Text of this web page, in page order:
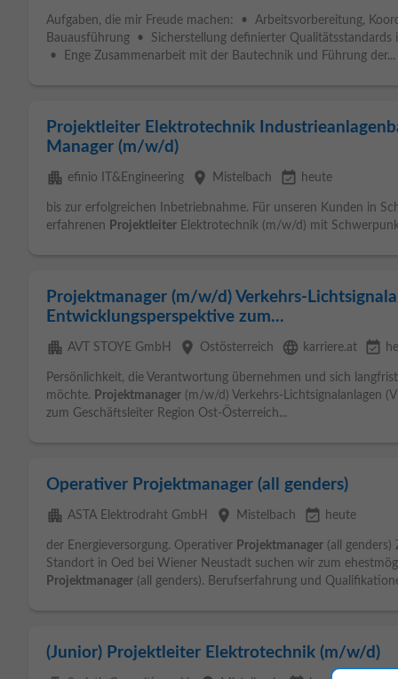
Aufgaben, die mir Freude machen: • Arbeitsvorbereitung,
Bauausführung • Sicherstellung definierter Qualitätsstandards
• Enge Zusammenarbeit mit der Bautechnik und Führung der...
Projektleiter Elektrotechnik
Manager (m/w/d)
apartment efinio IT&Engineering place Mistelbach event_available heute
bis zur erfolgreichen Inbetriebnahme. Für unseren Kunden in
erfahrenen Projektleiter Elektrotechnik (m/w/d) mit
Projektmanager (m/w/d) Verkehrs-
Entwicklungsperspektive zum...
apartment AVT STOYE GmbH place Ostösterreich language karriere.at event_available
Persönlichkeit, die Verantwortung übernehmen und sich
möchte. Projektmanager (m/w/d) Verkehrs-Lichtsignalanlagen
zum Geschäftsleiter Region Ost-Österreich...
Operativer Projektmanager (all genders)
apartment ASTA Elektrodraht GmbH place Mistelbach event_available heute
der Energieversorgung. Operativer Projektmanager (all genders)
Standort in Oed bei Wiener Neustadt suchen wir zum
Projektmanager (all genders). Berufserfahrung und
(Junior) Projektleiter Elektrotechnik (m/w/d)